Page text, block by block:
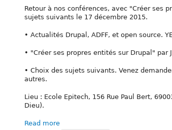
Retour à nos conférences, avec "Créer ses
sujets suivants le 17 décembre 2015.
• Actualités Drupal, ADFF, et open source.
• "Créer ses propres entités sur Drupal" par
• Choix des sujets suivants. Venez
autres.
Lieu : Ecole Epitech, 156 Rue Paul Bert,
Dieu).
Read more